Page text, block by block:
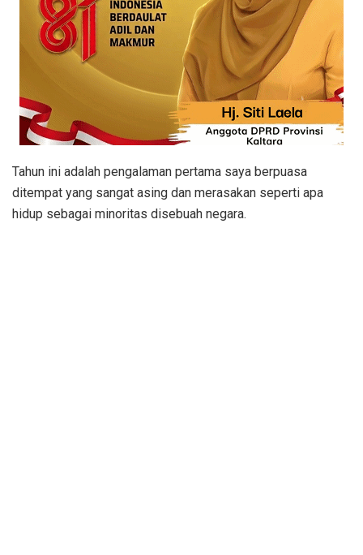
Tahun ini adalah pengalaman pertama saya berpuasa
ditempat yang sangat asing dan merasakan seperti apa
hidup sebagai minoritas disebuah negara.